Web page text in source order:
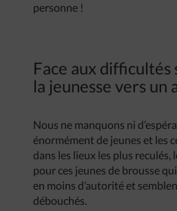
personne !
Face aux
la jeunesse vers un
Nous ne manquons ni
énormément de jeunes et les
dans les lieux les plus
pour ces jeunes de brousse
en moins d’autorité et
débouchés.